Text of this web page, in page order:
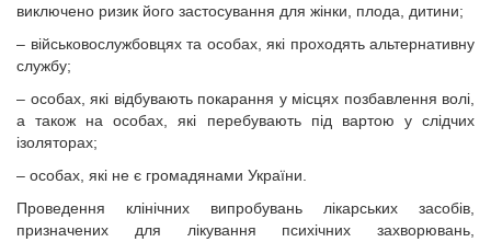
виключено ризик його застосування для жінки, плода, дитини;
– військовослужбовцях та особах, які проходять альтернативну
службу;
– особах, які відбувають покарання у місцях позбавлення волі,
а також на особах, які перебувають під вартою у слідчих
ізоляторах;
– особах, які не є громадянами України.
Проведення клінічних випробувань лікарських засобів,
призначених для лікування психічних захворювань,